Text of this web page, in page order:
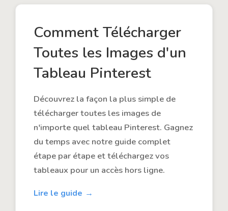
Comment Télécharger
Toutes les Images d'un
Tableau Pinterest
Découvrez la façon la plus simple de
télécharger toutes les images de
n'importe quel tableau Pinterest. Gagnez
du temps avec notre guide complet
étape par étape et téléchargez vos
tableaux pour un accès hors ligne.
Lire le guide